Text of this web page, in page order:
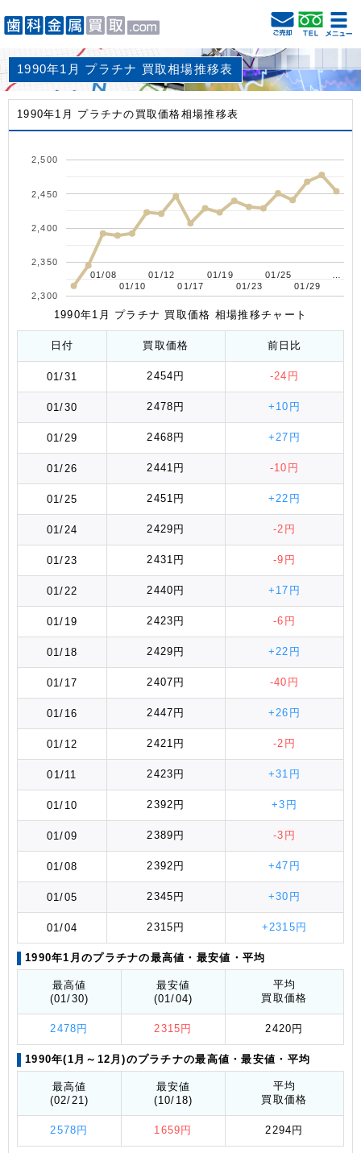
1990年1月 プラチナ 買取相場推移表
1990年1月 プラチナの買取価格相場推移表
01/08
01/08
01/10
01/10
01/12
01/12
01/17
01/17
01/19
01/19
01/23
01/23
01/25
01/25
01/29
01/29
2,300
2,350
2,400
2,450
2,500
1990年1月 プラチナ 買取価格 相場推移チャート
日付 買取価格 前日比
01/31 2454円 -24円
01/30 2478円 +10円
01/29 2468円 +27円
01/26 2441円 -10円
01/25 2451円 +22円
01/24 2429円 -2円
01/23 2431円 -9円
01/22 2440円 +17円
01/19 2423円 -6円
01/18 2429円 +22円
01/17 2407円 -40円
01/16 2447円 +26円
01/12 2421円 -2円
01/11 2423円 +31円
01/10 2392円 +3円
01/09 2389円 -3円
01/08 2392円 +47円
01/05 2345円 +30円
01/04 2315円 +2315円
1990年1月のプラチナの最高値 ・最安値 ・平均
最高値
(01/30)
最安値
(01/04)
平均
買取価格
2478円 2315円 2420円
1990年(1月～12月)のプラチナの最高値 ・最安値 ・平均
最高値
(02/21)
最安値
(10/18)
平均
買取価格
2578円 1659円 2294円